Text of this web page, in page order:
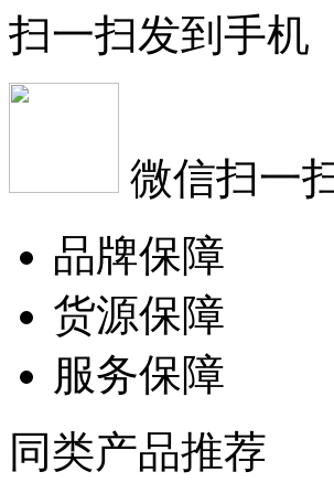
扫一扫发到手机
微信扫一
品牌保障
货源保障
服务保障
同类产品推荐